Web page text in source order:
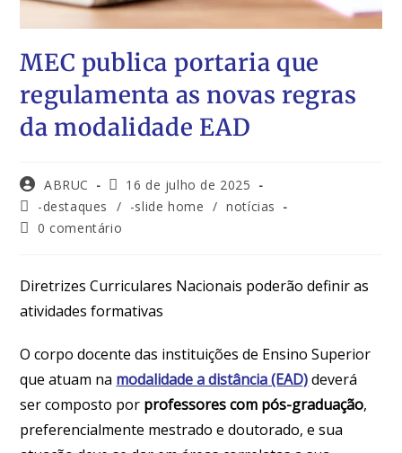
MEC publica portaria que
regulamenta as novas regras
da modalidade EAD
ABRUC
16 de julho de 2025
-destaques
/ -slide home / notícias
0 comentário
Diretrizes Curriculares Nacionais poderão definir as
atividades formativas
O corpo docente das instituições de Ensino Superior
que atuam na modalidade a distância (EAD)deverá
ser composto por professores com pós-graduação,
preferencialmente mestrado e doutorado, e sua